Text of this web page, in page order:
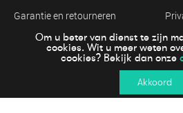
Om u beter van dienst te zijn
cookies. Wit u meer weten
cookies? Bekijk dan onze
Akkoord
Garantie en retourneren
Algemene voorwaarden
Online veiling betalen